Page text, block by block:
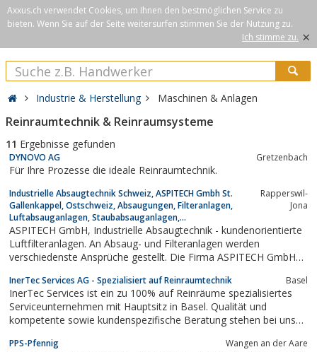
Axxus.ch verwendet Cookies, um Ihnen den bestmöglichen Service zu
bieten. Wenn Sie auf der Seite weitersurfen stimmen Sie der Nutzung zu.
Ich stimme zu. ×
Industrie & Herstellung Maschinen & Anlagen
Reinraumtechnik & Reinraumsysteme
11 Ergebnisse gefunden
DYNOVO AG Gretzenbach
Für Ihre Prozesse die ideale Reinraumtechnik.
Industrielle Absaugtechnik Schweiz, ASPITECH Gmbh St.
Gallenkappel, Ostschweiz, Absaugungen, Filteranlagen,
Luftabsauganlagen, Staubabsauganlagen,...
Rapperswil-
Jona
ASPITECH GmbH, Industrielle Absaugtechnik - kundenorientierte
Luftfilteranlagen. An Absaug- und Filteranlagen werden
verschiedenste Ansprüche gestellt. Die Firma ASPITECH GmbH
Neuanlagen, Anpassungen oder Revisionen, wenn es um
Absaugungen und Filteranlagen geht, so ist...
InerTec Services AG - Spezialisiert auf Reinraumtechnik Basel
InerTec Services ist ein zu 100% auf Reinräume spezialisiertes
Serviceunternehmen mit Hauptsitz in Basel. Qualität und
kompetente sowie kundenspezifische Beratung stehen bei uns
PPS-Pfennig Wangen an der Aare